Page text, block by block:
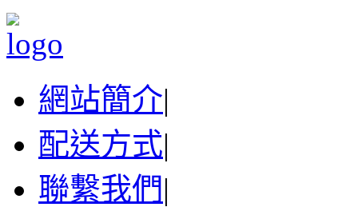
網站簡介|
配送方式|
聯繫我們|